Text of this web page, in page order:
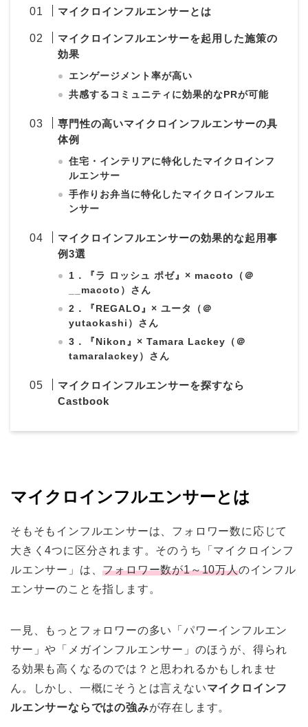
マイクロインフルエンサーとは
マイクロインフルエンサーを起用した施策の
効果
エンゲージメント率が高い
共感するコミュニティに効果的なPRが可能
専門性の高いマイクロインフルエンサーの具
体例
住宅・インテリアに特化したマイクロインフ
ルエンサー
手作りお弁当に特化したマイクロインフルエ
ンサー
マイクロインフルエンサーの効果的な起用事
例3選
1．『ラ ロッシュ ポゼ』× macoto（＠
__macoto）さん
2．『REGALO』× ユータ（＠
yutaokashi）さん
3．『Nikon』× Tamara Lackey（＠
tamaralackey）さん
マイクロインフルエンサーを探すなら
Castbook
マイクロインフルエンサーとは
そもそもインフルエンサーは、フォロワー数に応じて
大きく4つに区分されます。そのうち「マイクロインフ
ルエンサー」は、フォロワー数が1～10万人のインフル
エンサーのことを指します。
一見、もっとフォロワーの多い「パワーインフルエン
サー」や「メガインフルエンサー」のほうが、得られ
る効果も高くなるのでは？と思われるかもしれませ
ん。しかし、一概にそうとは言えないマイクロインフ
ルエンサーならではの強みが存在します。